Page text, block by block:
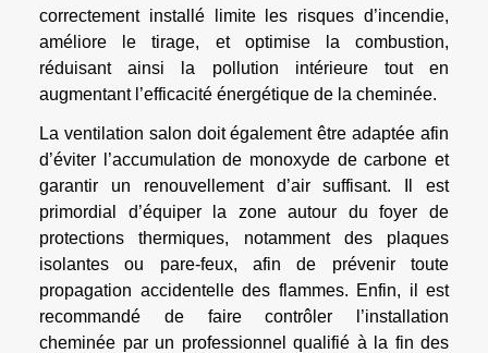
correctement installé limite les risques d’incendie,
améliore le tirage, et optimise la combustion,
réduisant ainsi la pollution intérieure tout en
augmentant l’efficacité énergétique de la cheminée.
La ventilation salon doit également être adaptée afin
d’éviter l’accumulation de monoxyde de carbone et
garantir un renouvellement d’air suffisant. Il est
primordial d’équiper la zone autour du foyer de
protections thermiques, notamment des plaques
isolantes ou pare-feux, afin de prévenir toute
propagation accidentelle des flammes. Enfin, il est
recommandé de faire contrôler l’installation
cheminée par un professionnel qualifié à la fin des